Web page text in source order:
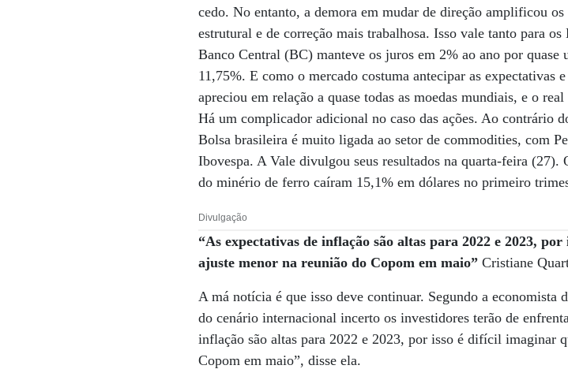
cedo. No entanto, a demora em mudar de direção amplificou
estrutural e de correção mais trabalhosa. Isso vale tanto para
Banco Central (BC) manteve os juros em 2% ao ano por quase
11,75%. E como o mercado costuma antecipar as expectativas
apreciou em relação a quase todas as moedas mundiais, e o
Há um complicador adicional no caso das ações. Ao contrário
Bolsa brasileira é muito ligada ao setor de commodities, com
Ibovespa. A Vale divulgou seus resultados na quarta-feira
do minério de ferro caíram 15,1% em dólares no primeiro
Divulgação
“As expectativas de inflação são altas para 2022 e 2023,
ajuste menor na reunião do Copom em maio” Cristiane
A má notícia é que isso deve continuar. Segundo a
do cenário internacional incerto os investidores terão de
inflação são altas para 2022 e 2023, por isso é difícil imaginar
Copom em maio”, disse ela.